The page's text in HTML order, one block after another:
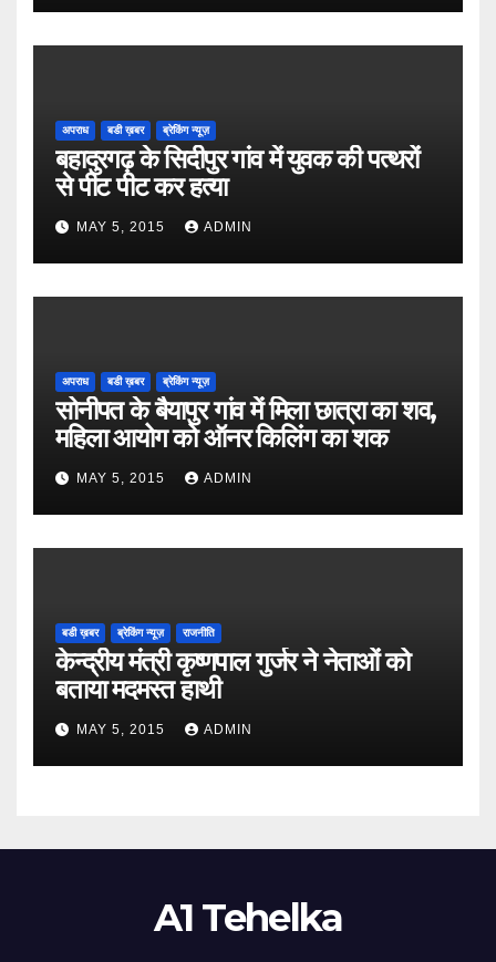
अपराध बडी ख़बर ब्रेकिंग न्यूज़
बहादुरगढ़ के सिदीपुर गांव में युवक की पत्थरों
से पीट पीट कर हत्या
MAY 5, 2015 ADMIN
अपराध बडी ख़बर ब्रेकिंग न्यूज़
सोनीपत के बैयापुर गांव में मिला छात्रा का शव,
महिला आयोग को ऑनर किलिंग का शक
MAY 5, 2015 ADMIN
बडी ख़बर ब्रेकिंग न्यूज़ राजनीति
केन्द्रीय मंत्री कृष्णपाल गुर्जर ने नेताओं को
बताया मदमस्त हाथी
MAY 5, 2015 ADMIN
A1 Tehelka